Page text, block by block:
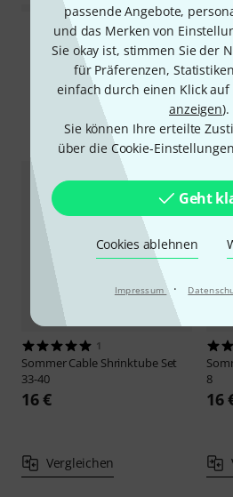
passende Angebote,
und das Merken von
Sie okay ist, stimmen Sie der
für Präferenzen,
einfach durch einen Klick auf
anzeigen).
Sie können Ihre erteilte
über die Cookie-
Geht
Cookies ablehnen
Impressum ·
Alle
Alternativen
1
Sommer Cable Shrinktube Set
33-40
16 €
Vergleichen
8
16